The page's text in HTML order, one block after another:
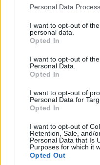
Please note that this
not limited to your visit or
grant or deny consent to
use your data for below
consent section.
Personal Data
I want to opt-out of
personal data.
Opted In
I want to opt-out of
Personal Data.
Opted In
I want to opt-out of
Personal Data for
Opted In
I want to opt-out of
Retention, Sale, and/
Personal Data that Is
Purposes for which it
Opted Out
Play
|
Ezért
PCW.lite|